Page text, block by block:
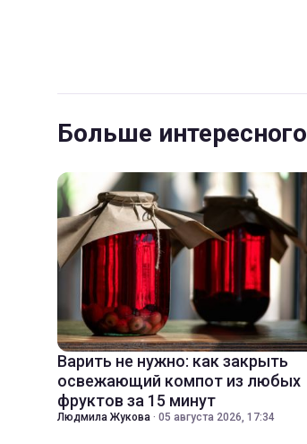
Больше интересного
Варить не нужно: как закрыть
освежающий компот из любых
фруктов за 15 минут
Людмила Жукова · 05 августа 2026, 17:34